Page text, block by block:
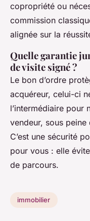
copropriété ou
commission
alignée sur la
Quelle garantie
de visite signé ?
Le bon d’ordre
acquéreur, celui-ci
l’intermédiaire pour
vendeur, sous
C’est une sécurité
pour vous : elle
de parcours.
immobilier